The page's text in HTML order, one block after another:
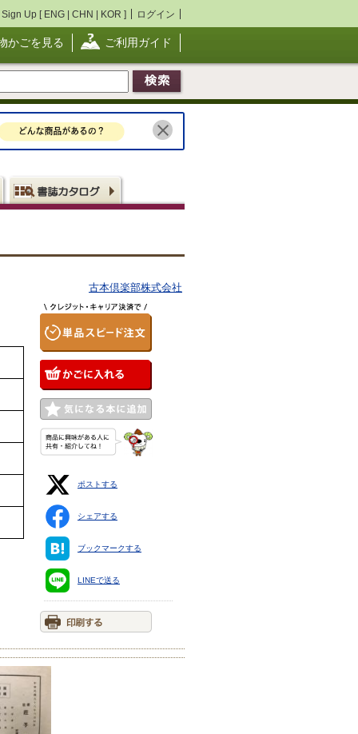
Sign Up [ ENG | CHN | KOR ] ログイン
かごを見る ご利用ガイド
古本倶楽部株式会社
ポストする
シェアする
ブックマークする
LINEで送る